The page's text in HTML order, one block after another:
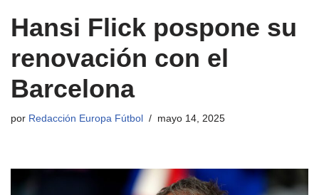
Hansi Flick pospone su
renovación con el
Barcelona
por Redacción Europa Fútbol mayo 14, 2025